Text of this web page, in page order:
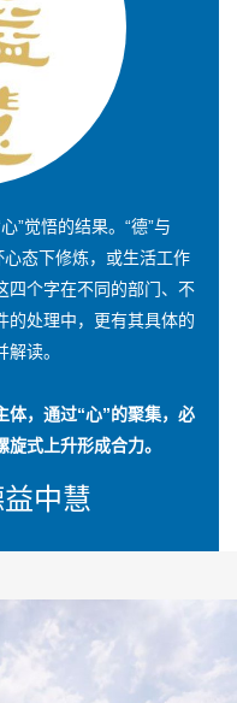
”觉悟的结果。“德”与
心态下修炼，或生活工作
四个字在不同的部门、不
的处理中，更有其具体的
读。
体，通过“心”的聚集，必
式上升形成合力。
中慧